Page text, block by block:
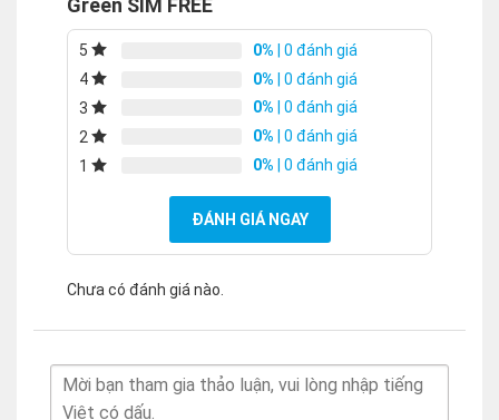
Green SIM FREE
5 0% | 0 đánh giá
4
0% | 0 đánh giá
3
0% | 0 đánh giá
2
0% | 0 đánh giá
1
0% | 0 đánh giá
ĐÁNH GIÁ NGAY
Chưa có đánh giá nào.